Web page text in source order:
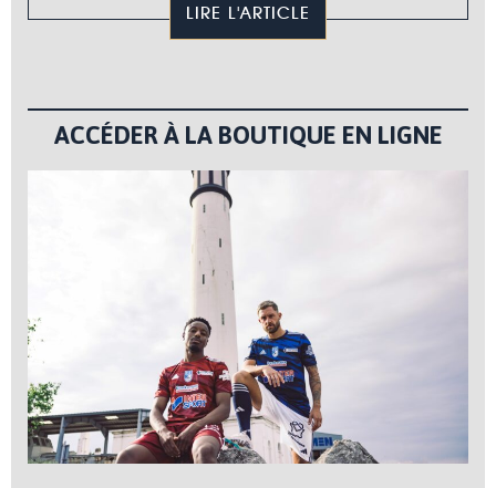
LIRE L'ARTICLE
ACCÉDER À LA BOUTIQUE EN LIGNE